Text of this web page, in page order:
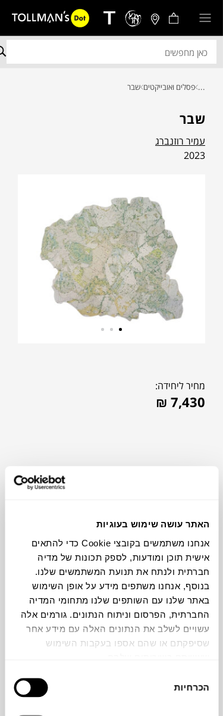
האתר עושה שימוש בעוגיות
אנחנו משתמשים בקובצי Cookie כדי להתאים
אישית תוכן ומודעות, לספק תכונות של מדיה
חברתית ולנתח את תנועת המשתמשים שלנו.
בנוסף, אנחנו משתפים מידע על אופן השימוש
באתר שלנו עם השותפים שלנו מתחומי המדיה
החברתית, הפרסום וניתוח הנתונים. גורמים אלה
עשויים לשלב את הנתונים האלה עם מידע אחר
שסיפקתם או שהם אספו בעקבות השימוש
הסכמה
הכרחיות
... פסלים ואובייקטים שבר
שבר
עמיר רוזנברג
2023
מחיר ליחידה:
₪ 7,430
להדמיית AI Design
תוכלו למצוא אותי ב:
שבר S2״. העבודה בנויה מפעולה מצטברת של
יציקות גבס על נייר משבצות צהוב של בלוק